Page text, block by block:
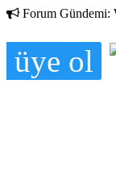
Forum Gündemi:
üye ol